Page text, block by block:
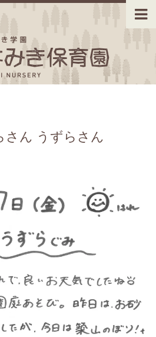
さん うずらさん